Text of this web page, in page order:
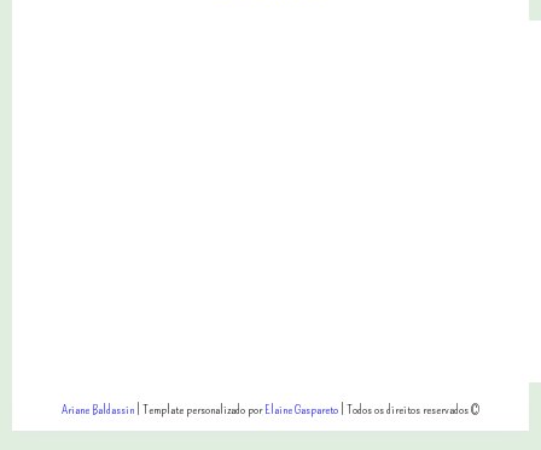
Ariane Baldassin| Template personalizado porElaine Gaspareto| Todos os direitos reservados ©